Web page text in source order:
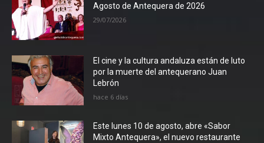
Agosto de Antequera de 2026
29/07/2026
El cine y la cultura andaluza están de luto
por la muerte del antequerano Juan
Lebrón
hace 6 días
Este lunes 10 de agosto, abre «Sabor
Mixto Antequera», el nuevo restaurante